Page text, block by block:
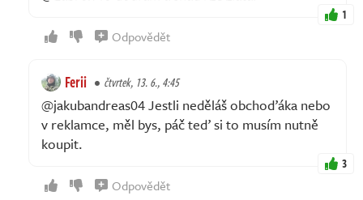
1
Odpovědět
Ferii čtvrtek, 13. 6., 4:45
@jakubandreas04 Jestli neděláš obchoďáka nebo
v reklamce, měl bys, páč teď si to musím nutně
koupit.
3
Odpovědět